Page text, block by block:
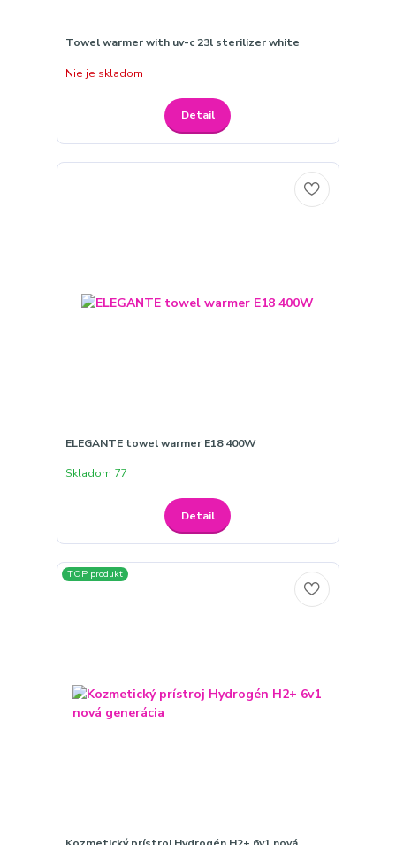
Towel warmer with uv-c 23l sterilizer white
Nie je skladom
Detail
ELEGANTE towel warmer E18 400W
Skladom 77
Detail
TOP produkt